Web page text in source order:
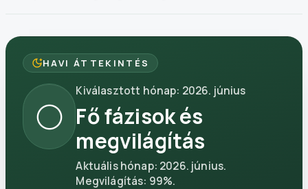
HAVI ÁTTEKINTÉS
🌕
Kiválasztott hónap: 2026. június
Fő fázisok és
megvilágítás
Aktuális hónap: 2026. június.
Megvilágítás: 99%.